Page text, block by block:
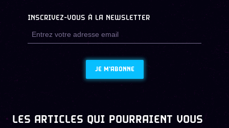
INSCRIVEZ-VOUS À LA NEWSLETTER
JE M'ABONNE
LES ARTICLES QUI POURRAIENT VOUS